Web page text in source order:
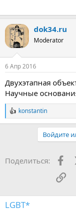
dok34.ru
Moderator
6 Апр 2016
Двухэтапная
Научные
Р
е
и
konstantin
Войдите
Поделиться:
LGBT*